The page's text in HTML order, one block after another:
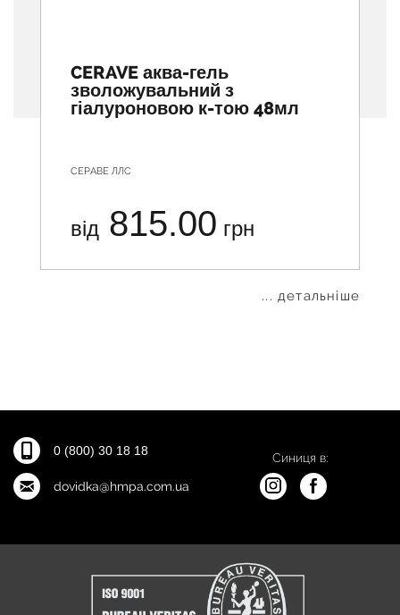
CERAVE аква-гель
зволожувальний з
гіалуроновою к-тою 48мл
СЕРАВЕ ЛЛС
від 815.00 грн
... детальніше
0 (800) 30 18 18
dovidka@hmpa.com.ua
Синиця в: